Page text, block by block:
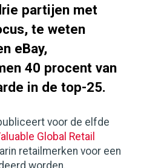
partijen met
te weten
eBay,
40 procent van
in de top-25.
voor de elfde
Global Retail
retailmerken voor een